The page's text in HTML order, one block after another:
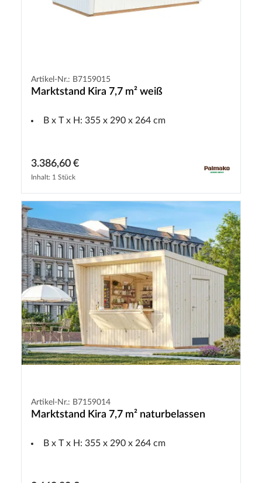
Artikel-Nr.: B7159015
Marktstand Kira 7,7 m² weiß
B x T x H: 355 x 290 x 264 cm
3.386,60 €
Inhalt: 1 Stück
Artikel-Nr.: B7159014
Marktstand Kira 7,7 m² naturbelassen
B x T x H: 355 x 290 x 264 cm